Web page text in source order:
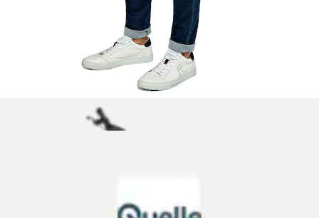
T-Shirt mit Rundhals, reine Baumwolle